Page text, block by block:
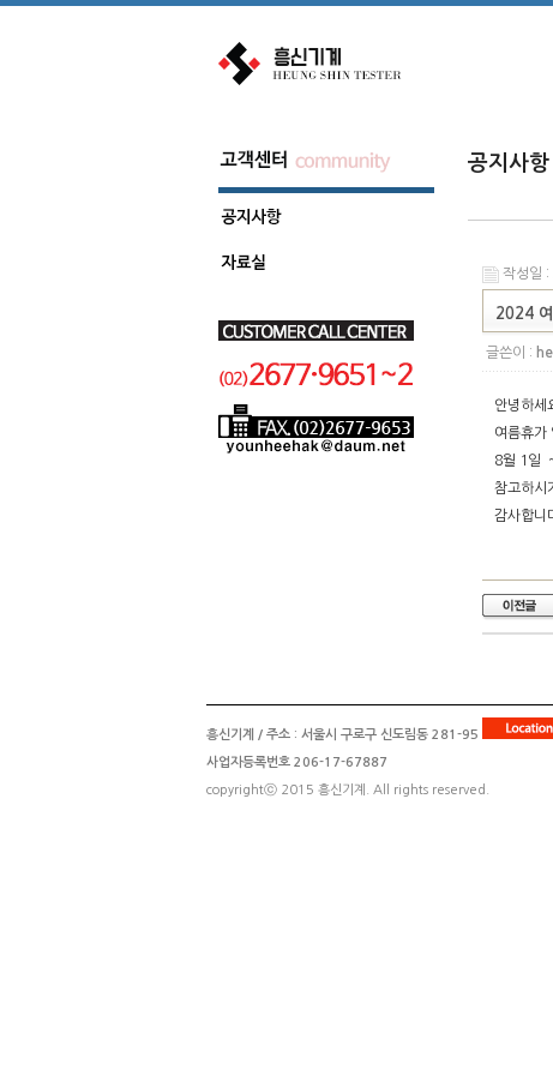
공지사항
작성일
2024 여
글쓴이 :
안녕하세
여름휴가
8월 1일
참고하시
감사합니
흥신기계 / 주소 : 서울시 구로구 신도림동 281-95
사업자등록번호 206-17-67887
copyrightⓒ 2015 흥신기계. All rights reserved.